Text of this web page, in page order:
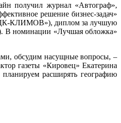
получил журнал «Автограф»,
решение бизнес-задач»
КЛИМОВ»), диплом за лучшую
В номинации «Лучшая обложка»
обсудим насущные вопросы, –
газеты «Кировец» Екатерина
расширять географию